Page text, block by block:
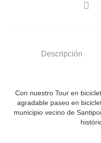
SHARE
Descripción
Con nuestro Tour en
agradable paseo en
municipio vecino de